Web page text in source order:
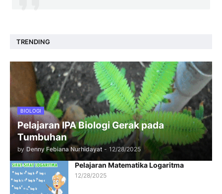
TRENDING
BIOLOGI
Pelajaran IPA Biologi Gerak pada
Tumbuhan
by Denny Febiana Nurhidayat - 12/28/2025
Pelajaran Matematika Logaritma
12/28/2025